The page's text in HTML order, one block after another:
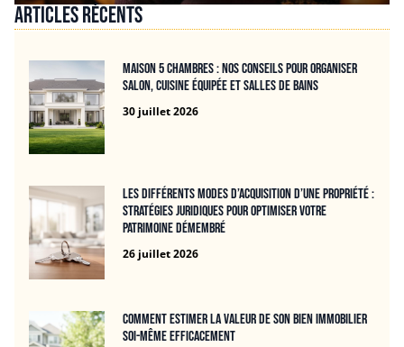
Articles récents
Maison 5 chambres : nos conseils pour organiser
salon, cuisine équipée et salles de bains
30 juillet 2026
Les différents modes d’acquisition d’une propriété :
stratégies juridiques pour optimiser votre
patrimoine démembré
26 juillet 2026
Comment estimer la valeur de son bien immobilier
soi-même efficacement